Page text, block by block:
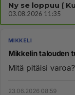
Ny se loppuu (
03.08.2026 11:35
MIKKELI
Mikkelin talouden
Mitä pitäisi
23.06.2026 08:59